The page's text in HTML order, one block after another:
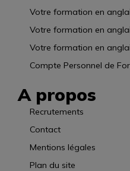
Votre formation en
Votre formation en
Votre formation en
Compte Personnel de
A propos
Recrutements
Contact
Mentions légales
Plan du site